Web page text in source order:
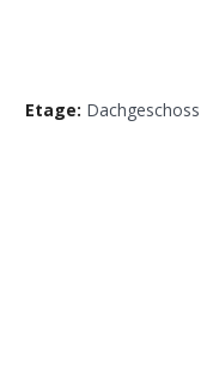
Etage: Dachgeschoss